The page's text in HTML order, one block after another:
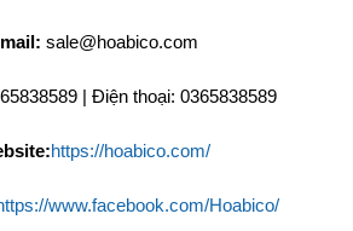
sale@hoabico.com
| Điện thoại: 0365838589
https://hoabico.com/
www.facebook.com/Hoabico/